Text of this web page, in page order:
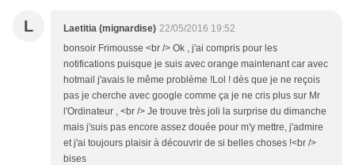
L Laetitia (mignardise) 22/05/2016 19:52
bonsoir Frimousse <br /> Ok , j'ai compris pour les
notifications puisque je suis avec orange maintenant car avec
hotmail j'avais le même problème !Lol ! dès que je ne reçois
pas je cherche avec google comme ça je ne cris plus sur Mr
l'Ordinateur , <br /> Je trouve très joli la surprise du dimanche
mais j'suis pas encore assez douée pour m'y mettre, j'admire
et j'ai toujours plaisir à découvrir de si belles choses !<br />
bises